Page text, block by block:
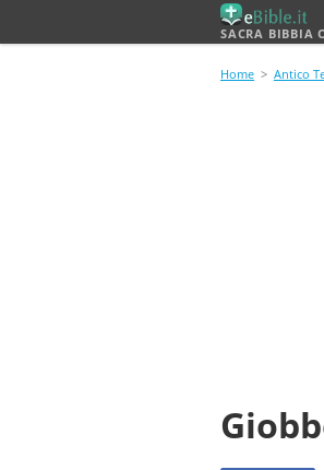
SACRA BIBBIA
Home > Antico